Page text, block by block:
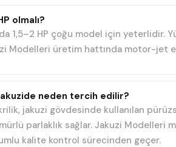
olmalı?
1,5–2 HP çoğu model için
Modelleri üretim hattında motor-jet
neden tercih edilir?
jakuzi gövdesinde kullanılan
parlaklık sağlar. Jakuzi
kalite kontrol sürecinden geçer.